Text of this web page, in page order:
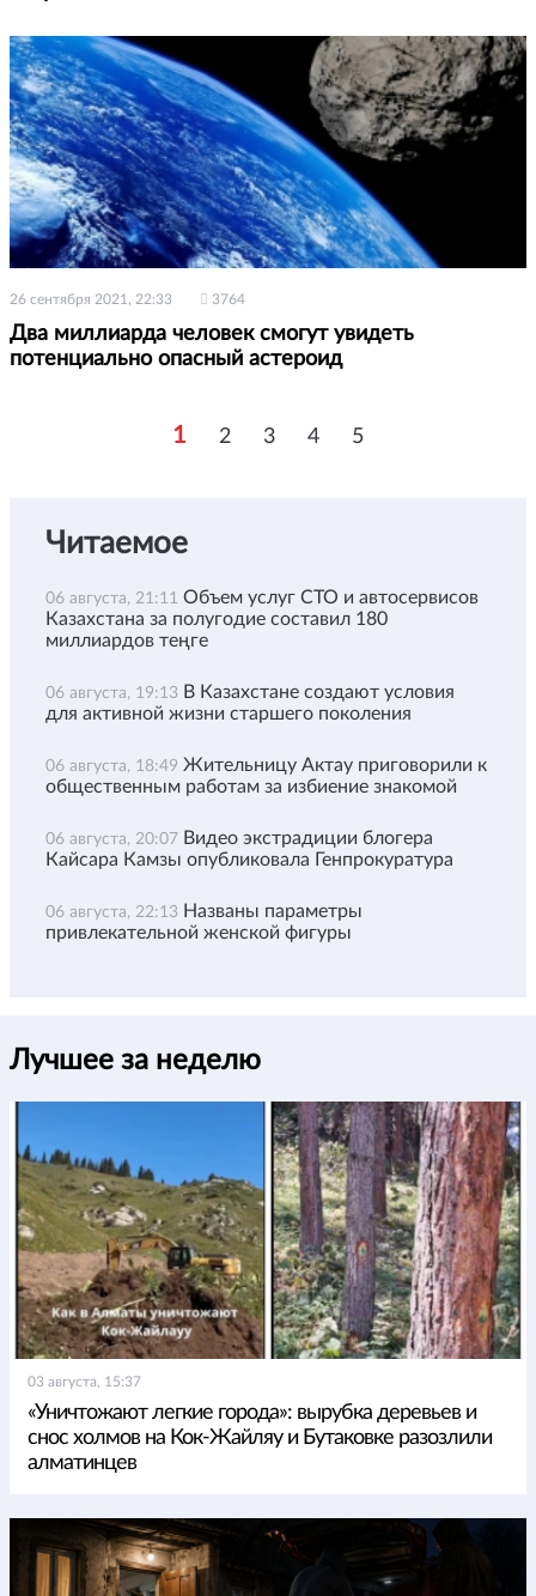
26 сентября 2021, 22:33 3764
Два миллиарда человек смогут увидеть
потенциально опасный астероид
1 2 3 4 5
Читаемое
06 августа, 21:11 Объем услуг СТО и автосервисов
Казахстана за полугодие составил 180
миллиардов теңге
06 августа, 19:13 В Казахстане создают условия
для активной жизни старшего поколения
06 августа, 18:49 Жительницу Актау приговорили к
общественным работам за избиение знакомой
06 августа, 20:07 Видео экстрадиции блогера
Кайсара Камзы опубликовала Генпрокуратура
06 августа, 22:13 Названы параметры
привлекательной женской фигуры
Лучшее за неделю
03 августа, 15:37
«Уничтожают легкие города»: вырубка деревьев и
снос холмов на Кок-Жайляу и Бутаковке разозлили
алматинцев